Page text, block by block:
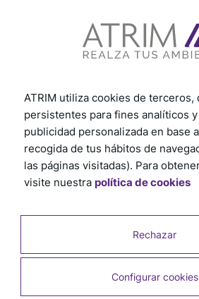
¡Haz clic aquí y comienza ahora!
Ver otros tutoriales
ATRIM utiliza cookies de terceros,
persistentes para fines analíticos
publicidad personalizada en base
recogida de tus hábitos de
las páginas visitadas). Para
visite nuestra política de cookies
Rechazar
Configurar cookies